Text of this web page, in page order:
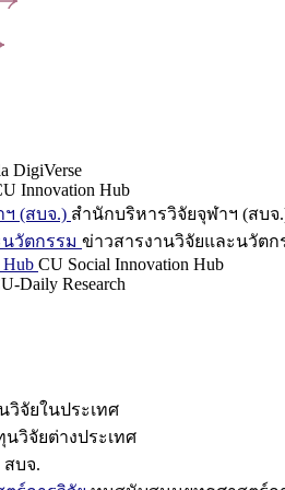
DigiVerse
Innovation Hub
(สบจ.) สำนักบริหารวิจัยจุฬาฯ (สบจ
วัตกรรม ข่าวสารงานวิจัยและนวัตก
Hub CU Social Innovation Hub
Daily Research
วิจัยในประเทศ
นวิจัยต่างประเทศ
บจ.